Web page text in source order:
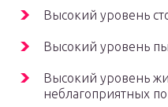
Высокий уровень
Высокий уровень
Высокий уровень
неблагоприятных